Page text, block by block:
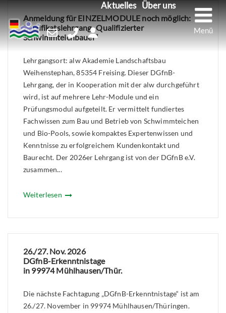
Skip
to
content
Aktuelles Über uns
Anmeldung für EINZELMODULE noch möglich:
Zertifikatslehrgang „Qualifizierter
Schwimmteichbauer“
Lehrgangsort: alw Akademie Landschaftsbau
Weihenstephan, 85354 Freising. Dieser DGfnB-
Lehrgang, der in Kooperation mit der alw durchgeführt
wird, ist auf mehrere Lehr-Module und ein
Prüfungsmodul aufgeteilt. Er vermittelt fundiertes
Fachwissen zum Bau und Betrieb von Schwimmteichen
und Bio-Pools, sowie kompaktes Expertenwissen und
Kenntnisse zu erfolgreichem Kundenkontakt und
Baurecht. Der 2026er Lehrgang ist von der DGfnB e.V.
zusammen...
Weiterlesen
26./27. Nov. 2026
DGfnB-Erkenntnistage
in 99974 Mühlhausen/Thür.
Die nächste Fachtagung „DGfnB-Erkenntnistage“ ist am
26./27. November in 99974 Mühlhausen/Thüringen.